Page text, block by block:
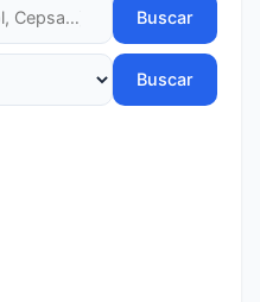
Buscar
Buscar